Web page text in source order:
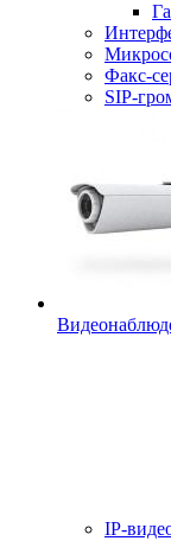
Факс-
SIP-
IP-